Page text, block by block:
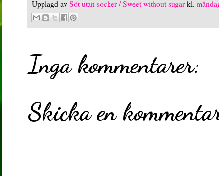
Upplagd avSöt utan socker / Sweet without sugarkl.
Inga kommentarer:
Skicka en